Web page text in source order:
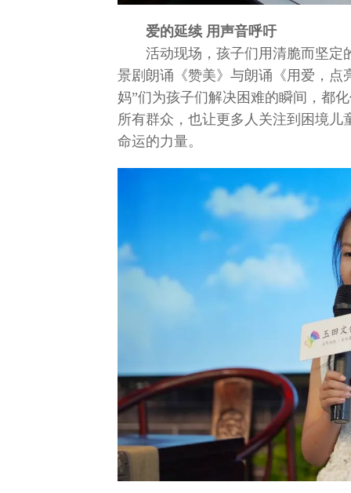
爱的延续 用声音呼吁
活动现场，孩子们用清脆而坚定
景剧朗诵《赞美》与朗诵《用爱，点
妈”们为孩子们解决困难的瞬间，都
所有群众，也让更多人关注到困境
命运的力量。